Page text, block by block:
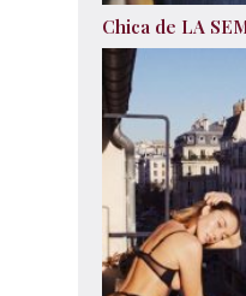
Chica de LA